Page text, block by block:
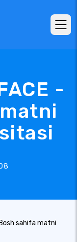
-
sahifa matni